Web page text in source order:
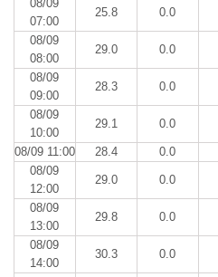
08/09
07:00
25.8 0.0
08/09
08:00
29.0 0.0
08/09
09:00
28.3 0.0
08/09
10:00
29.1 0.0
08/09 11:00 28.4 0.0
08/09
12:00
29.0 0.0
08/09
13:00
29.8 0.0
08/09
14:00
30.3 0.0